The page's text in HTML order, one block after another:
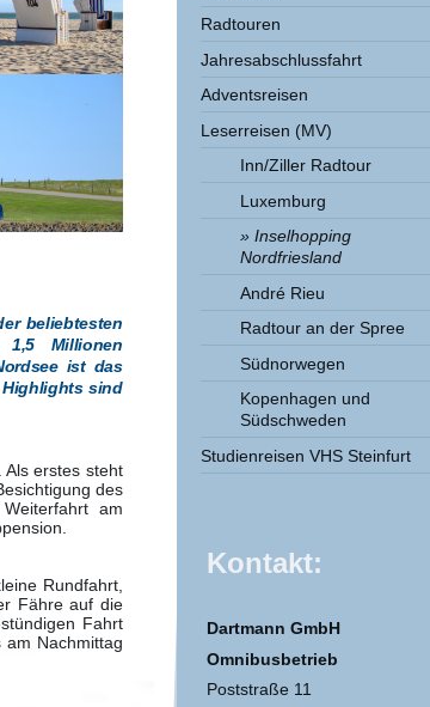
beliebtesten
1,5 Millionen
ist das
Highlights sind
erstes steht
des
am
Rundfahrt,
Fähre auf die
Fahrt
Nachmittag
Radtouren
Jahresabschlussfahrt
Adventsreisen
Leserreisen (MV)
Inn/Ziller Radtour
Luxemburg
Inselhopping
Nordfriesland
André Rieu
Radtour an der Spree
Südnorwegen
Kopenhagen und
Südschweden
Studienreisen VHS Steinfurt
Kontakt:
Dartmann GmbH
Omnibusbetrieb
Poststraße 11